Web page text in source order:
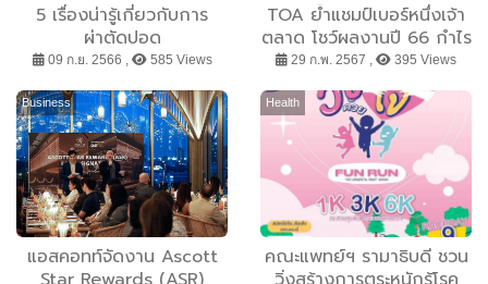
5 เรื่องน่ารู้เกี่ยวกับการ
ผ่าตัดปอด
09 ก.ย. 2566 , 585 Views
TOA ย้ำแชมป์เบอร์หนึ่งเจ้า
ตลาด โชว์ผลงานปี 66 กำไร
โตทะยาน 81% รายได้รวม
เขียวจ่ายปันผล 0.35 บ./หุ้น
พร้อมก้าวสู่ปีที่ 60 เดินหน้า
องค์กรยั่งยืนตามแนวทาง
ESG
29 ก.พ. 2567 , 395 Views
Business
แอสคอทท์จัดงาน Ascott
Health
คณะแพทย์ฯ รามาธิบดี ชวน